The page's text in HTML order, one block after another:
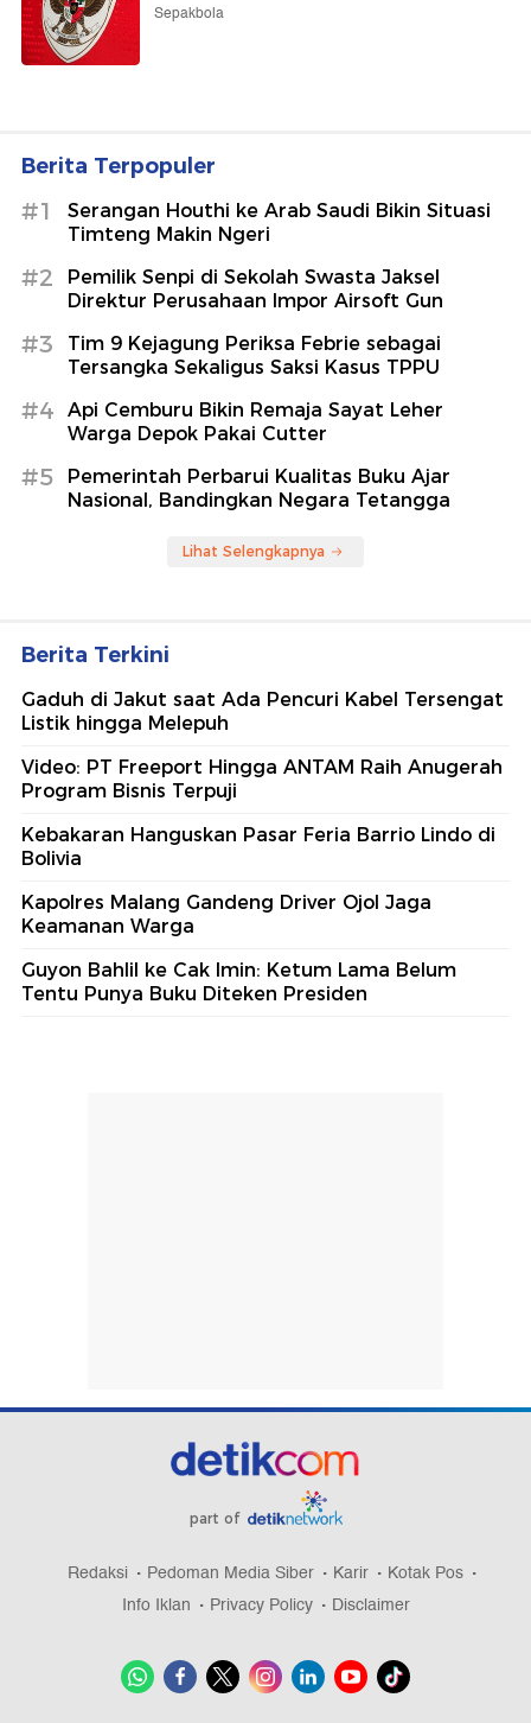
Sepakbola
Berita Terpopuler
#1
Serangan Houthi ke Arab Saudi Bikin Situasi
Timteng Makin Ngeri
#2
Pemilik Senpi di Sekolah Swasta Jaksel
Direktur Perusahaan Impor Airsoft Gun
#3
Tim 9 Kejagung Periksa Febrie sebagai
Tersangka Sekaligus Saksi Kasus TPPU
#4
Api Cemburu Bikin Remaja Sayat Leher
Warga Depok Pakai Cutter
#5
Pemerintah Perbarui Kualitas Buku Ajar
Nasional, Bandingkan Negara Tetangga
Lihat Selengkapnya
Berita Terkini
Gaduh di Jakut saat Ada Pencuri Kabel Tersengat
Listik hingga Melepuh
Video: PT Freeport Hingga ANTAM Raih Anugerah
Program Bisnis Terpuji
Kebakaran Hanguskan Pasar Feria Barrio Lindo di
Bolivia
Kapolres Malang Gandeng Driver Ojol Jaga
Keamanan Warga
Guyon Bahlil ke Cak Imin: Ketum Lama Belum
Tentu Punya Buku Diteken Presiden
part of
Redaksi Pedoman Media Siber Karir
Kotak Pos
Info Iklan
Privacy Policy Disclaimer